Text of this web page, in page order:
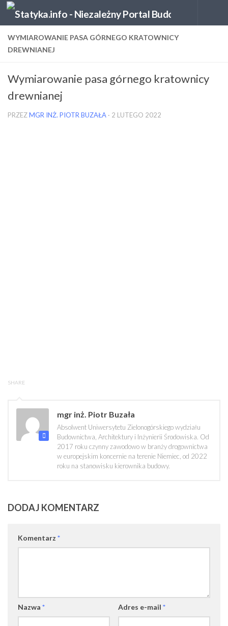
Skip to content
WYMIAROWANIE PASA GÓRNEGO KRATOWNICY
DREWNIANEJ
Wymiarowanie pasa górnego kratownicy
drewnianej
PRZEZMGR INŻ. PIOTR BUZAŁA · 2 LUTEGO 2022
SHARE
mgr inż. Piotr Buzała
Absolwent Uniwersytetu Zielonogórskiego wydziału
Budownictwa, Architektury i Inżynierii Środowiska. Od
2017 roku czynny zawodowo w branży drogownictwa
w europejskim koncernie na terenie Niemiec, od 2022
roku na stanowisku kierownika budowy.
DODAJ KOMENTARZ
Komentarz *
Nazwa * Adres e-mail *